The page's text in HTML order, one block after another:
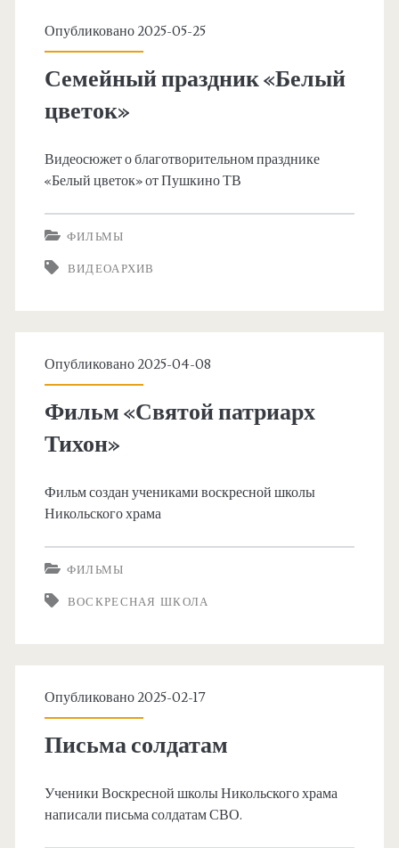
Сергиево-
Посадской
Опубликовано 2025-05-25
Семейный праздник «Белый
цветок»
Видеосюжет о благотворительном празднике
«Белый цветок» от Пушкино ТВ
ФИЛЬМЫ
ВИДЕОАРХИВ
Опубликовано 2025-04-08
Фильм «Святой патриарх
Тихон»
Фильм создан учениками воскресной школы
Никольского храма
ФИЛЬМЫ
ВОСКРЕСНАЯ ШКОЛА
Опубликовано 2025-02-17
Письма солдатам
Ученики Воскресной школы Никольского храма
написали письма солдатам СВО.